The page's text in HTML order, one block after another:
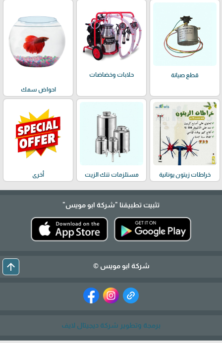
قطع صيانة حلابات وخضاضات
احواض سمك
خراطات زيتون يونانية مستلزمات تنك الزيت أخرى
تثبيت تطبيقنا "شركة ابو مويس"
شركة ابو مويس © arrow_upward
برمجة وتطوير شركة ديجيتال لايف